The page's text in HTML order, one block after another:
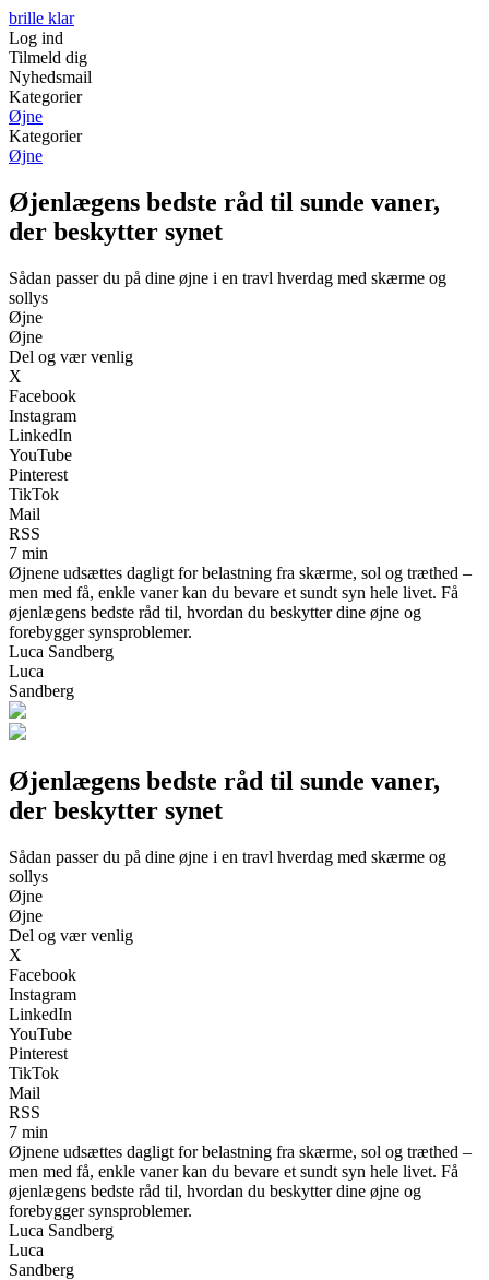
brille klar
Log ind
Tilmeld dig
Nyhedsmail
Kategorier
Øjne
Kategorier
Øjne
Øjenlægens bedste råd til sunde vaner,
der beskytter synet
Sådan passer du på dine øjne i en travl hverdag med skærme og
sollys
Øjne
Øjne
Del og vær venlig
X
Facebook
Instagram
LinkedIn
YouTube
Pinterest
TikTok
Mail
RSS
7 min
Øjnene udsættes dagligt for belastning fra skærme, sol og træthed –
men med få, enkle vaner kan du bevare et sundt syn hele livet. Få
øjenlægens bedste råd til, hvordan du beskytter dine øjne og
forebygger synsproblemer.
Luca Sandberg
Luca
Sandberg
Øjenlægens bedste råd til sunde vaner,
der beskytter synet
Sådan passer du på dine øjne i en travl hverdag med skærme og
sollys
Øjne
Øjne
Del og vær venlig
X
Facebook
Instagram
LinkedIn
YouTube
Pinterest
TikTok
Mail
RSS
7 min
Øjnene udsættes dagligt for belastning fra skærme, sol og træthed –
men med få, enkle vaner kan du bevare et sundt syn hele livet. Få
øjenlægens bedste råd til, hvordan du beskytter dine øjne og
forebygger synsproblemer.
Luca Sandberg
Luca
Sandberg